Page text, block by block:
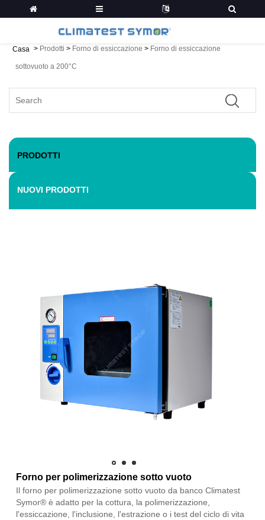
Casa > Prodotti > Forno di essiccazione > Forno di essiccazione
sottovuoto a 200°C
PRODOTTI
NUOVI PRODOTTI
Forno per polimerizzazione sotto vuoto
Il forno per polimerizzazione sotto vuoto da banco Climatest
Symor® è adatto per la cottura, la polimerizzazione,
l'essiccazione, l'inclusione, l'estrazione o i test del ciclo di vita